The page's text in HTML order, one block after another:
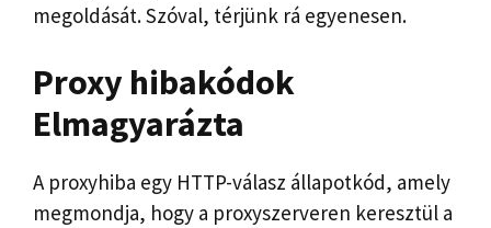
megoldását. Szóval, térjünk rá egyenesen.
Proxy hibakódok
Elmagyarázta
A proxyhiba egy HTTP-válasz állapotkód, amely
megmondja, hogy a proxyszerveren keresztül a